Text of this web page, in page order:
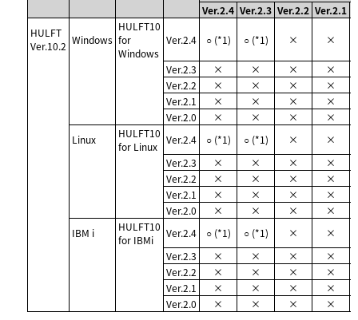
Ver.2.4 Ver.2.3 Ver.2.2 Ver.2.1
HULFT
Ver.10.2 Windows
HULFT10
for
Windows
Ver.2.4 ○ (*1) ○ (*1) × ×
Ver.2.3 × × ×
×
Ver.2.2
× × ×
×
Ver.2.1
× × ×
×
Ver.2.0
× × ×
×
Linux
HULFT10
for Linux
Ver.2.4 ○ (*1) ○ (*1) ×
×
Ver.2.3
× × ×
×
Ver.2.2
× × ×
×
Ver.2.1
× × ×
×
Ver.2.0
× × ×
×
IBM i
HULFT10
for IBMi
Ver.2.4 ○ (*1) ○ (*1) ×
×
Ver.2.3
× × ×
×
Ver.2.2
× × ×
×
Ver.2.1
× × ×
×
Ver.2.0
× × ×
×